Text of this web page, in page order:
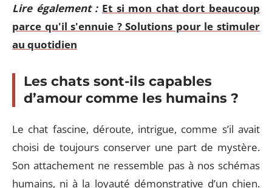
Lire également : Et si mon chat dort beaucoup
parce qu'il s'ennuie ? Solutions pour le stimuler
au quotidien
Les chats sont-ils capables
d’amour comme les humains ?
Le chat fascine, déroute, intrigue, comme s’il avait
choisi de toujours conserver une part de mystère.
Son attachement ne ressemble pas à nos schémas
humains, ni à la loyauté démonstrative d’un chien.